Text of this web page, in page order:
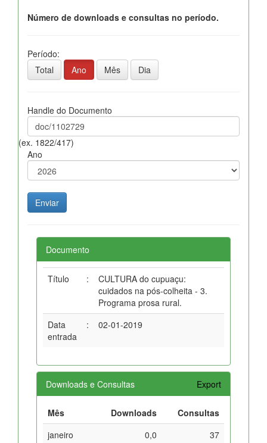
Número de downloads e consultas no período.
Período:
Total
Ano Mês Dia
Handle do Documento
(ex. 1822/417)
Ano
Documento
Título :
CULTURA do cupuaçu:
cuidados na pós-colheita - 3.
Programa prosa rural.
Data
entrada
: 02-01-2019
Downloads e Consultas Export
Mês Downloads
Consultas
janeiro
0,0
37